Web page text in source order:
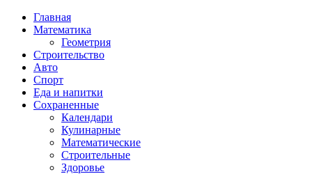
Главная
Математика
Геометрия
Строительство
Авто
Спорт
Еда и напитки
Сохраненные
Календари
Кулинарные
Математические
Строительные
Здоровье